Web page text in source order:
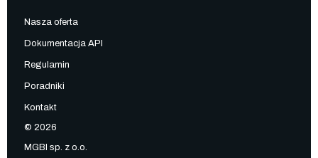
Nasza oferta
Dokumentacja API
Regulamin
Poradniki
Kontakt
© 2026
MGBI sp. z o.o.